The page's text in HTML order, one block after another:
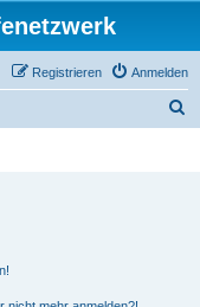
Anmelden
Registrieren